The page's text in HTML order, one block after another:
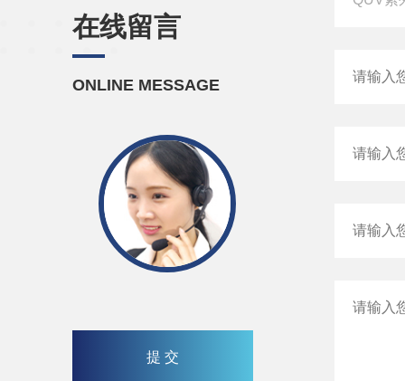
在线留言
ONLINE MESSAGE